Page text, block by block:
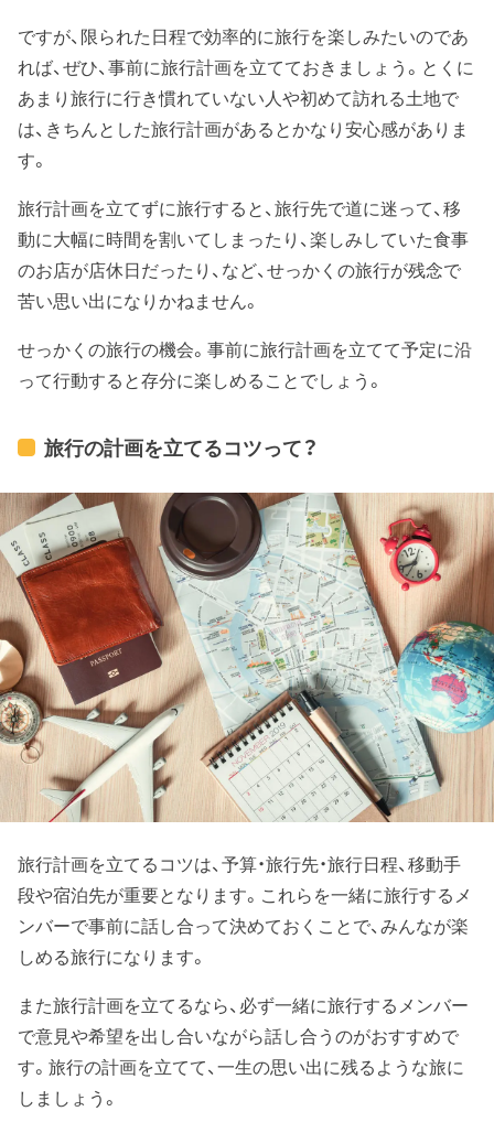
ですが、限られた日程で効率的に旅行を楽しみたいのであ
れば、ぜひ、事前に旅行計画を立てておきましょう。とくに
あまり旅行に行き慣れていない人や初めて訪れる土地で
は、きちんとした旅行計画があるとかなり安心感がありま
す。
旅行計画を立てずに旅行すると、旅行先で道に迷って、移
動に大幅に時間を割いてしまったり、楽しみしていた食事
のお店が店休日だったり、など、せっかくの旅行が残念で
苦い思い出になりかねません。
せっかくの旅行の機会。事前に旅行計画を立てて予定に沿
って行動すると存分に楽しめることでしょう。
旅行の計画を立てるコツって？
旅行計画を立てるコツは、予算・旅行先・旅行日程、移動手
段や宿泊先が重要となります。これらを一緒に旅行するメ
ンバーで事前に話し合って決めておくことで、みんなが楽
しめる旅行になります。
また旅行計画を立てるなら、必ず一緒に旅行するメンバー
で意見や希望を出し合いながら話し合うのがおすすめで
す。旅行の計画を立てて、一生の思い出に残るような旅に
しましょう。